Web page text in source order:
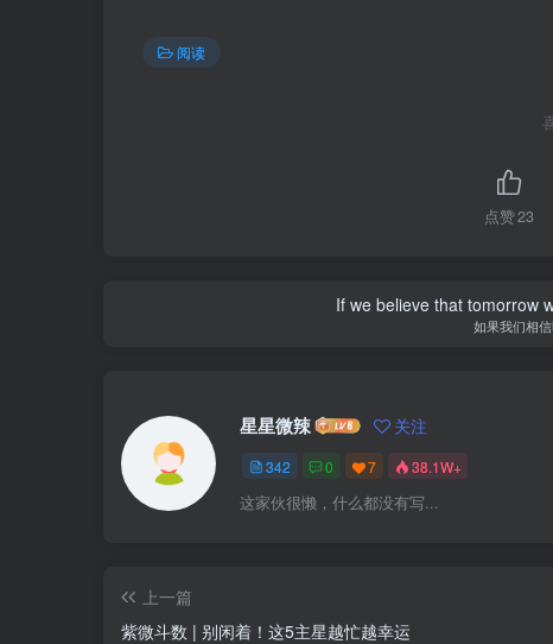
阅读
点赞23
If we believe that tomorrow
如果我们相
星星微辣 关注
342 0 7 38.1W+
这家伙很懒，什么都没有写...
上一篇
​紫微斗数 | 别闲着！这5主星越忙越幸运